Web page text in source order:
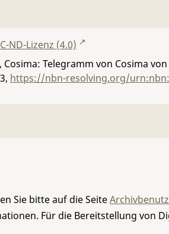
ND-Lizenz (4.0)
Cosima: Telegramm von Cosima
, https://nbn-resolving.org/
Sie bitte auf die Seite
Für die Bereitstellung von